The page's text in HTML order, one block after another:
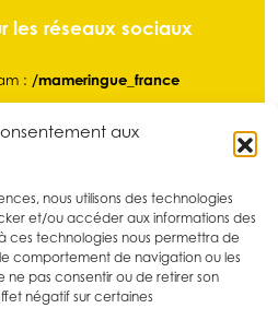
aux
nous utilisons des technologies
et/ou accéder aux informations des
ces technologies nous permettra de
comportement de navigation ou les
ne pas consentir ou de retirer son
négatif sur certaines
les réseaux sociaux
: /mameringue_france
:
:/mameringue_france
:@mameringue_france